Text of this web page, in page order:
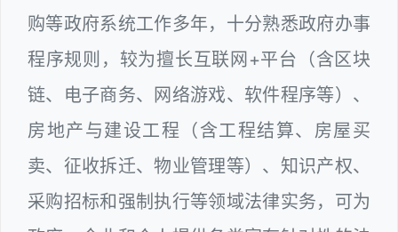
购等政府系统工作多年，十分熟悉政府办事
程序规则，较为擅长互联网+平台（含区块
链、电子商务、网络游戏、软件程序等）、
房地产与建设工程（含工程结算、房屋买
卖、征收拆迁、物业管理等）、知识产权、
采购招标和强制执行等领域法律实务，可为